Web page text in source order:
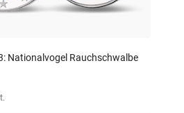
Nationalvogel Rauchschwalbe